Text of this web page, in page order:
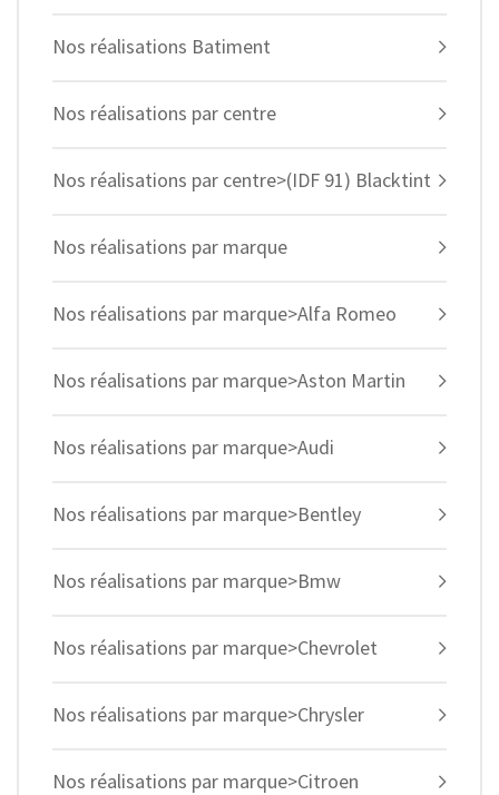
Nos réalisations Batiment
Nos réalisations par centre
Nos réalisations par centre>(IDF 91) Blacktint
Nos réalisations par marque
Nos réalisations par marque>Alfa Romeo
Nos réalisations par marque>Aston Martin
Nos réalisations par marque>Audi
Nos réalisations par marque>Bentley
Nos réalisations par marque>Bmw
Nos réalisations par marque>Chevrolet
Nos réalisations par marque>Chrysler
Nos réalisations par marque>Citroen